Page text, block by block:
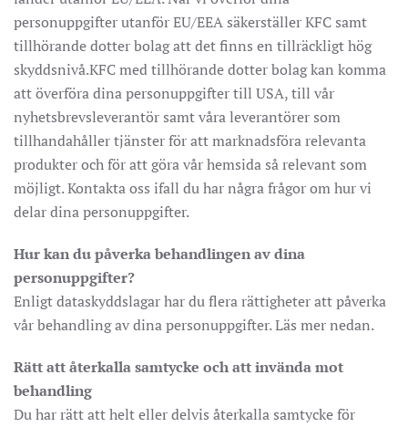
personuppgifter utanför EU/EEA säkerställer KFC samt
tillhörande dotter bolag att det finns en tillräckligt hög
skyddsnivå.KFC med tillhörande dotter bolag kan komma
att överföra dina personuppgifter till USA, till vår
nyhetsbrevsleverantör samt våra leverantörer som
tillhandahåller tjänster för att marknadsföra relevanta
produkter och för att göra vår hemsida så relevant som
möjligt. Kontakta oss ifall du har några frågor om hur vi
delar dina personuppgifter.
Hur kan du påverka behandlingen av dina
personuppgifter?
Enligt dataskyddslagar har du flera rättigheter att påverka
vår behandling av dina personuppgifter. Läs mer nedan.
Rätt att återkalla samtycke och att invända mot
behandling
Du har rätt att helt eller delvis återkalla samtycke för